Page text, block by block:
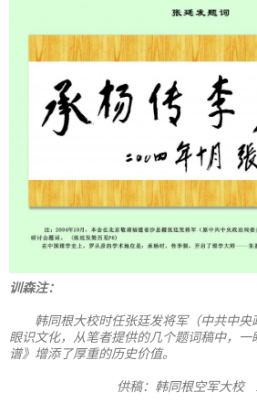
训森注：
韩同根大校时任张廷发将军（中共中
眼识文化，从笔者提供的几个题词稿中，
谱》增添了厚重的历史价值。
供稿：韩同根空军大